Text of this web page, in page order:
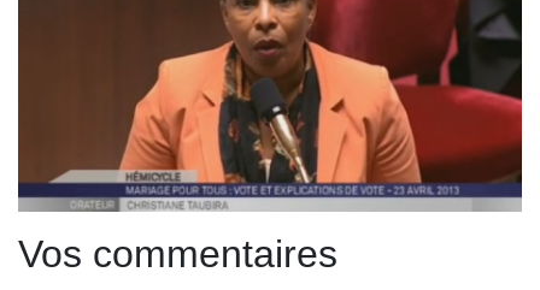
Vos commentaires